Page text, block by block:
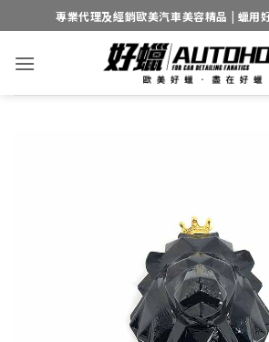
to
content
專業代理及經銷歐美汽車美容精品 | 蠟用